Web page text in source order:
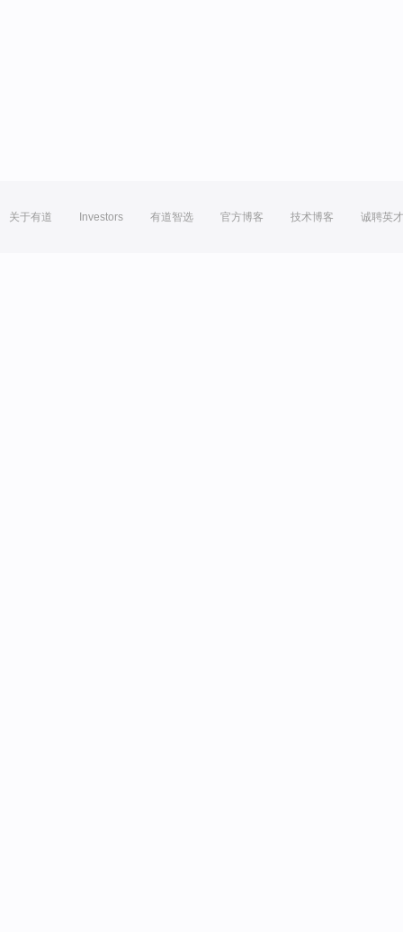
关于有道 Investors 有道智选 官方博客 技术博客 诚聘英才